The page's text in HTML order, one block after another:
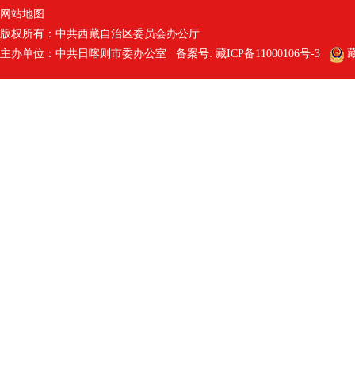
网站地图
版权所有：中共西藏自治区委员会办公厅
主办单位：中共日喀则市委办公室 备案号: 藏ICP备11000106号-3